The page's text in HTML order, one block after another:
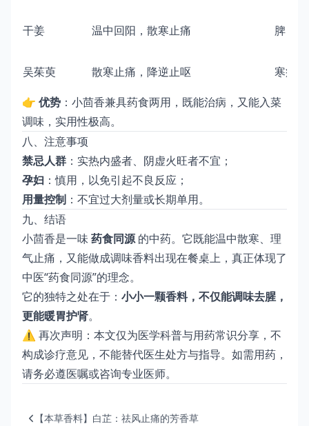
干姜 温中回阳，散寒止痛 脾胃
吴茱萸 散寒止痛，降逆止呕
寒疝
👉 优势 ：小茴香兼具药食两用，既能治病，又能入菜
调味，实用性极高。
八、注意事项
禁忌人群 ：实热内盛者、阴虚火旺者不宜；
孕妇 ：慎用，以免引起不良反应；
用量控制 ：不宜过大剂量或长期单用。
九、结语
小茴香是一味药食同源的中药。它既能温中散寒、理
气止痛，又能做成调味香料出现在餐桌上，真正体现了
中医“药食同源”的理念。
它的独特之处在于： 小小一颗香料，不仅能调味去腥，
更能暖胃护肾。
⚠️ 再次声明：本文仅为医学科普与用药常识分享，不
构成诊疗意见，不能替代医生处方与指导。如需用药，
请务必遵医嘱或咨询专业医师。
【本草香料】白芷：祛风止痛的芳香草